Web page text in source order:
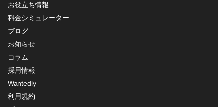
お役立ち情報
料金シミュレーター
ブログ
お知らせ
コラム
採用情報
Wantedly
利用規約